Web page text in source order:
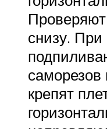
снизу. При
крепят